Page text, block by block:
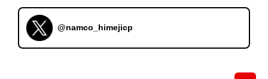
@namco_himejicp